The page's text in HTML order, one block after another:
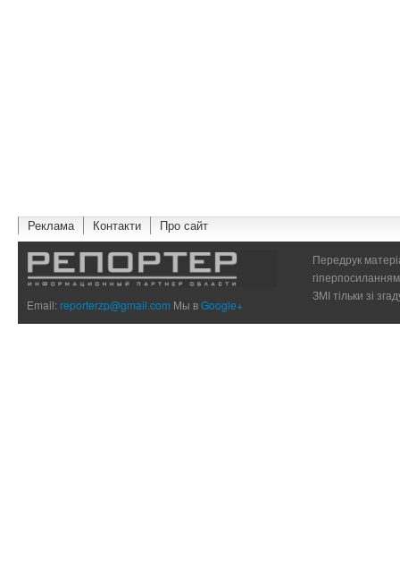
Реклама Контакти Про сайт
Email:reporterzp@gmail.com Мы вGoogle+
Передрук
ЗМІ тільки зі